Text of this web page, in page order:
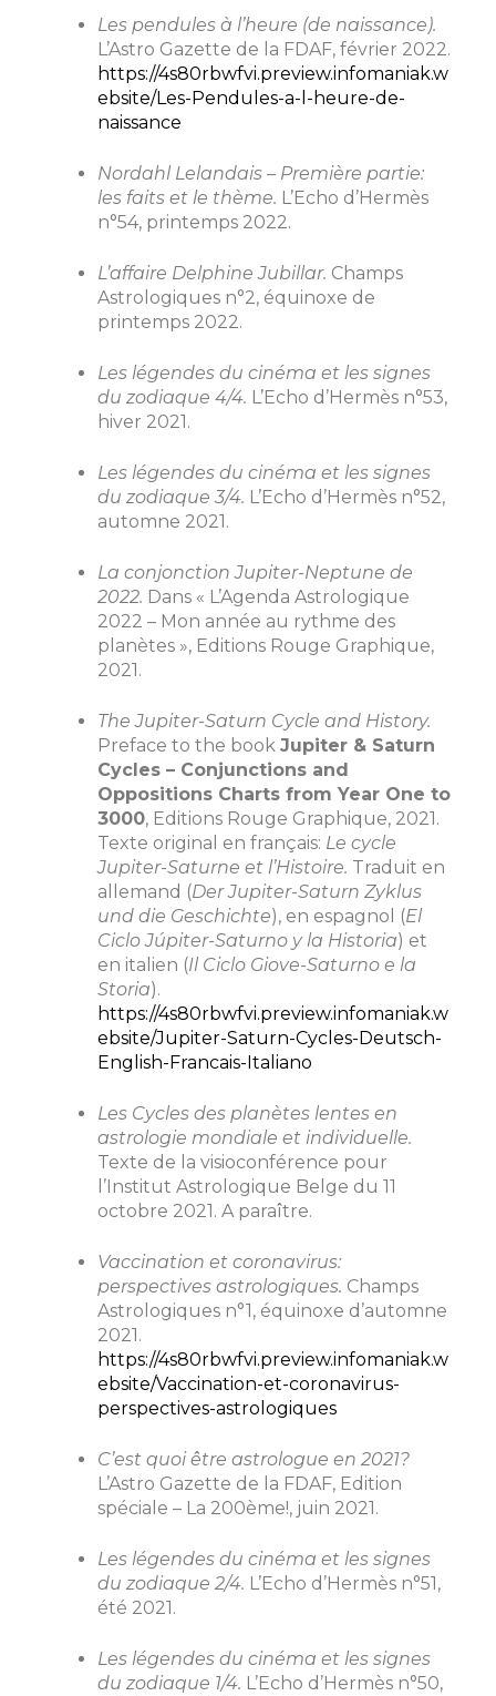
Les pendules à l’heure (de naissance).
L’Astro Gazette de la FDAF, février 2022.
https://4s80rbwfvi.preview.infomaniak.w
ebsite/Les-Pendules-a-l-heure-de-
naissance
Nordahl Lelandais – Première partie:
les faits et le thème. L’Echo d’Hermès
n°54, printemps 2022.
L’affaire Delphine Jubillar. Champs
Astrologiques n°2, équinoxe de
printemps 2022.
Les légendes du cinéma et les signes
du zodiaque 4/4. L’Echo d’Hermès n°53,
hiver 2021.
Les légendes du cinéma et les signes
du zodiaque 3/4. L’Echo d’Hermès n°52,
automne 2021.
La conjonction Jupiter-Neptune de
2022. Dans « L’Agenda Astrologique
2022 – Mon année au rythme des
planètes », Editions Rouge Graphique,
2021.
The Jupiter-Saturn Cycle and History.
Preface to the book Jupiter & Saturn
Cycles – Conjunctions and
Oppositions Charts from Year One to
3000, Editions Rouge Graphique, 2021.
Texte original en français: Le cycle
Jupiter-Saturne et l’Histoire. Traduit en
allemand (Der Jupiter-Saturn Zyklus
und die Geschichte), en espagnol (El
Ciclo Júpiter-Saturno y la Historia) et
en italien (Il Ciclo Giove-Saturno e la
Storia).
https://4s80rbwfvi.preview.infomaniak.w
ebsite/Jupiter-Saturn-Cycles-Deutsch-
English-Francais-Italiano
Les Cycles des planètes lentes en
astrologie mondiale et individuelle.
Texte de la visioconférence pour
l’Institut Astrologique Belge du 11
octobre 2021. A paraître.
Vaccination et coronavirus:
perspectives astrologiques. Champs
Astrologiques n°1, équinoxe d’automne
2021.
https://4s80rbwfvi.preview.infomaniak.w
ebsite/Vaccination-et-coronavirus-
perspectives-astrologiques
C’est quoi être astrologue en 2021?
L’Astro Gazette de la FDAF, Edition
spéciale – La 200ème!, juin 2021.
Les légendes du cinéma et les signes
du zodiaque 2/4. L’Echo d’Hermès n°51,
été 2021.
Les légendes du cinéma et les signes
du zodiaque 1/4. L’Echo d’Hermès n°50,